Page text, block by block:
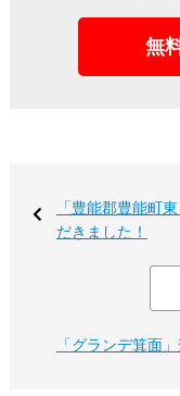
無
「豊能郡豊能町
だきました！
「グランデ箕面